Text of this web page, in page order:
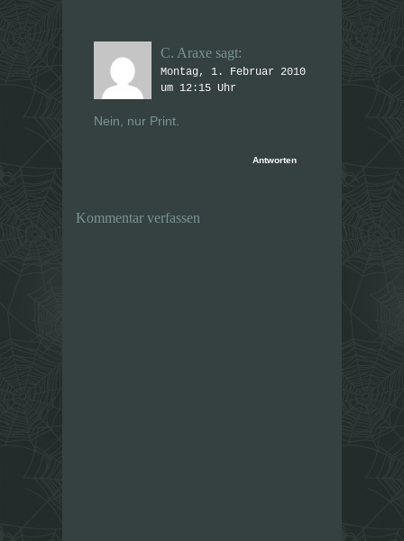
C. Araxe sagt:
Montag, 1. Februar 2010
um 12:15 Uhr
Nein, nur Print.
Antworten
Kommentar verfassen